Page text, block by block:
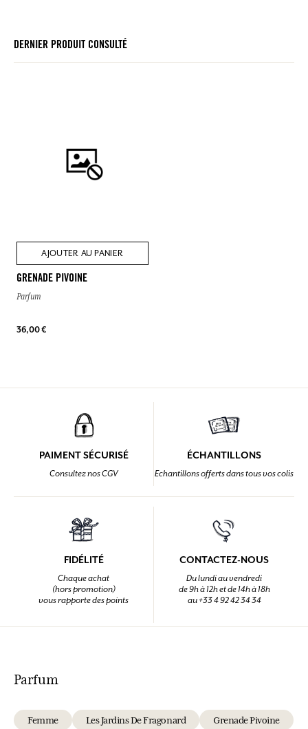
DERNIER PRODUIT CONSULTÉ
AJOUTER AU PANIER
GRENADE PIVOINE
Parfum
36,00 €
PAIMENT SÉCURISÉ
Consultez nos CGV
ÉCHANTILLONS
Echantillons offerts dans tous vos colis
FIDÉLITÉ
Chaque achat
(hors promotion)
vous rapporte des points
CONTACTEZ-NOUS
Du lundi au vendredi
de 9h à 12h et de 14h à 18h
au +33 4 92 42 34 34
Parfum
Femme Les Jardins De Fragonard Grenade Pivoine